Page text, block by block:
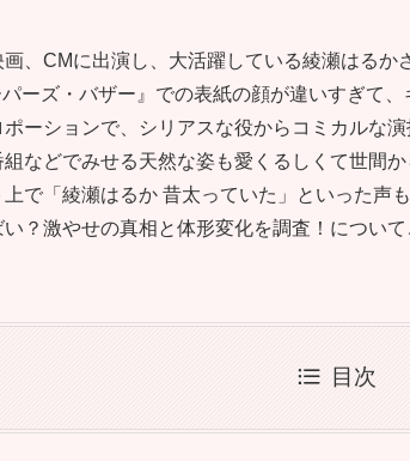
、CMに出演し、大活躍している綾瀬はるか
パーズ・バザー』での表紙の顔が違いすぎて
ーションで、シリアスな役からコミカルな
などでみせる天然な姿も愛くるしくて世間
で「綾瀬はるか 昔太っていた」といった声
？激やせの真相と体形変化を調査！について
目次